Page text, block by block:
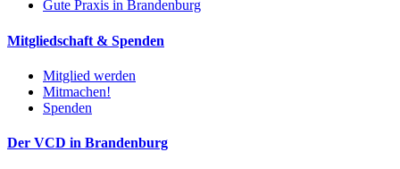
Gute Praxis in Brandenburg
Mitgliedschaft & Spenden
Mitglied werden
Mitmachen!
Spenden
Der VCD in Brandenburg